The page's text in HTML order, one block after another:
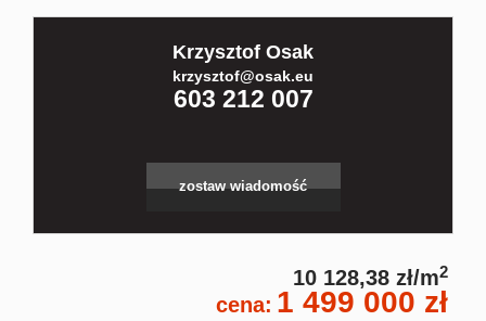
Krzysztof Osak
krzysztof@osak.eu
603 212 007
zostaw wiadomość
10 128,38 zł/m2
cena: 1 499 000 zł